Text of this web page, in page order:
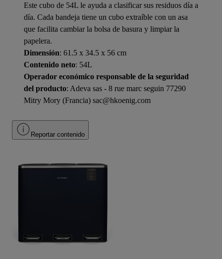
Este cubo de 54L le ayuda a clasificar sus residuos día a
día. Cada bandeja tiene un cubo extraíble con un asa
que facilita cambiar la bolsa de basura y limpiar la
papelera.
Dimensión: 61.5 x 34.5 x 56 cm
Contenido neto: 54L
Operador económico responsable de la seguridad
del producto: Adeva sas - 8 rue marc seguin 77290
Mitry Mory (Francia) sac@hkoenig.com
Reportar contenido